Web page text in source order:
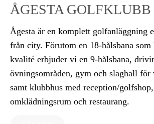
ÅGESTA GOLFKLUBB
Ågesta är en komplett golfanläggning
från city. Förutom en 18-hålsbana som
kvalité erbjuder vi en 9-hålsbana,
övningsområden, gym och slaghall för
samt klubbhus med reception/golfshop,
omklädningsrum och restaurang.